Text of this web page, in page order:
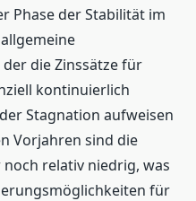
Phase der Stabilität im
die Zinssätze für
kontinuierlich
Stagnation aufweisen
Vorjahren sind die
relativ niedrig, was
für